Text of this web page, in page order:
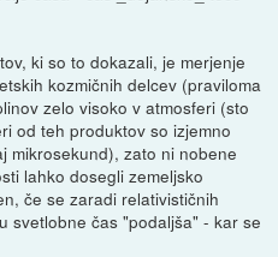
ki so to dokazali, je merjenje
kozmičnih delcev (praviloma
zelo visoko v atmosferi (sto
od teh produktov so izjemno
mikrosekund), zato ni nobene
lahko dosegli zemeljsko
če se zaradi relativističnih
svetlobne čas "podaljša" - kar se